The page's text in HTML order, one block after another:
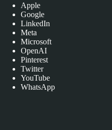
Apple
Google
LinkedIn
Meta
Microsoft
OpenAI
Pinterest
Twitter
YouTube
WhatsApp